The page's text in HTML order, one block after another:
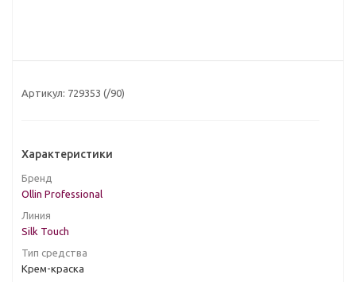
Артикул: 729353 (/90)
Характеристики
Бренд
Ollin Professional
Линия
Silk Touch
Тип средства
Крем-краска